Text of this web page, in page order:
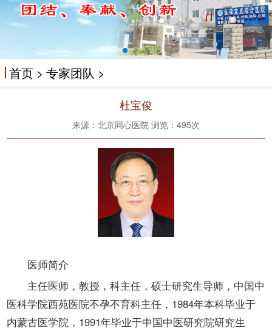
首页> 专家团队 >
杜宝俊
来源：北京同心医院 浏览： 495次
医师简介
主任医师，教授，科主任，硕士研究生导师，中国中
医科学院西苑医院不孕不育科主任，1984年本科毕业于
内蒙古医学院，1991年毕业于中国中医研究院研究生